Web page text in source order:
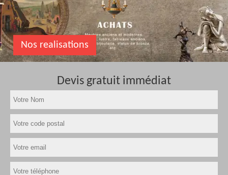
Nos realisations
Devis gratuit immédiat